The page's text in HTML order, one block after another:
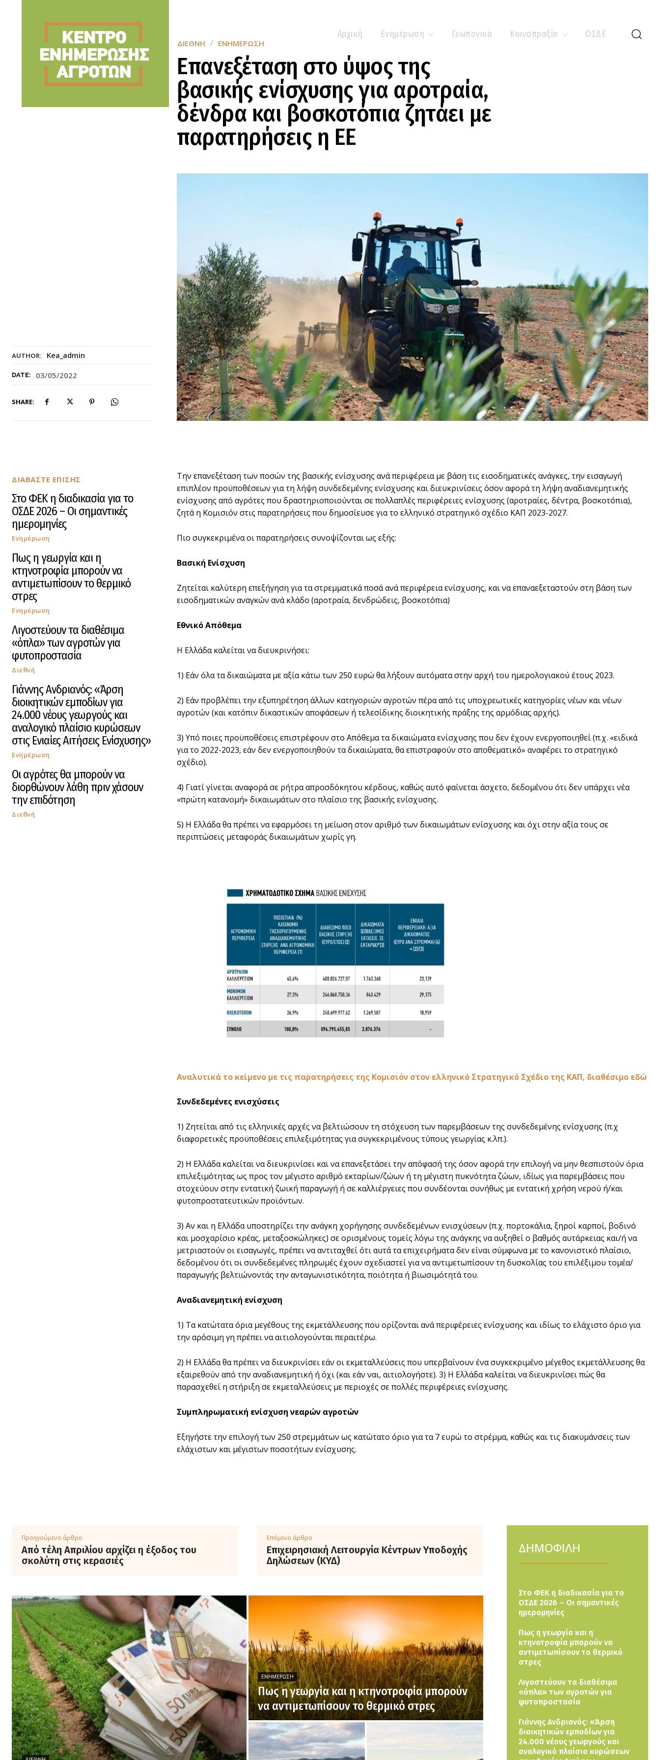
Αρχική Ενημέρωση Γεωπονικά Κοινοπραξία ΟΣΔΕ
AUTHOR: Kea_admin
DATE: 03/05/2022
SHARE:
ΔΙΕΘΝΉ ΕΝΗΜΈΡΩΣΗ
Επανεξέταση στο ύψος της
βασικής ενίσχυσης για αροτραία,
δένδρα και βοσκοτόπια ζητάει με
παρατηρήσεις η ΕΕ
ΔΙΑΒΑΣΤΕ ΕΠΙΣΗΣ
Στο ΦΕΚ η διαδικασία για το
ΟΣΔΕ 2026 – Οι σημαντικές
ημερομηνίες
Ενημέρωση
Πως η γεωργία και η
κτηνοτροφία μπορούν να
αντιμετωπίσουν το θερμικό
στρες
Ενημέρωση
Λιγοστεύουν τα διαθέσιμα
«όπλα» των αγροτών για
φυτοπροστασία
Διεθνή
Γιάννης Ανδριανός: «Άρση
διοικητικών εμποδίων για
24.000 νέους γεωργούς και
αναλογικό πλαίσιο κυρώσεων
στις Ενιαίες Αιτήσεις Ενίσχυσης»
Ενημέρωση
Οι αγρότες θα μπορούν να
διορθώνουν λάθη πριν χάσουν
την επιδότηση
Διεθνή
Την επανεξέταση των ποσών της βασικής ενίσχυσης ανά περιφέρεια με βάση τις εισοδηματικές ανάγκες, την εισαγωγή
επιπλέον προϋποθέσεων για τη λήψη συνδεδεμένης ενίσχυσης και διευκρινίσεις όσον αφορά τη λήψη αναδιανεμητικής
ενίσχυσης από αγρότες που δραστηριοποιούνται σε πολλαπλές περιφέρειες ενίσχυσης (αροτραίες, δέντρα, βοσκοτόπια),
ζητά η Κομισιόν στις παρατηρήσεις που δημοσίευσε για το ελληνικό στρατηγικό σχέδιο ΚΑΠ 2023-2027.
Πιο συγκεκριμένα οι παρατηρήσεις συνοψίζονται ως εξής:
Βασική Ενίσχυση
Ζητείται καλύτερη επεξήγηση για τα στρεμματικά ποσά ανά περιφέρεια ενίσχυσης, και να επαναεξεταστούν στη βάση των
εισοδηματικών αναγκών ανά κλάδο (αροτραία, δενδρώδεις, βοσκοτόπια)
Εθνικό Απόθεμα
Η Ελλάδα καλείται να διευκρινήσει:
1) Εάν όλα τα δικαιώματα με αξία κάτω των 250 ευρώ θα λήξουν αυτόματα στην αρχή του ημερολογιακού έτους 2023.
2) Εάν προβλέπει την εξυπηρέτηση άλλων κατηγοριών αγροτών πέρα από τις υποχρεωτικές κατηγορίες νέων και νέων
αγροτών (και κατόπιν δικαστικών αποφάσεων ή τελεσίδικης διοικητικής πράξης της αρμόδιας αρχής).
3) Υπό ποιες προϋποθέσεις επιστρέφουν στο Απόθεμα τα δικαιώματα ενίσχυσης που δεν έχουν ενεργοποιηθεί (π.χ. «ειδικά
για το 2022-2023, εάν δεν ενεργοποιηθούν τα δικαιώματα, θα επιστραφούν στο αποθεματικό» αναφέρει το στρατηγικό
σχέδιο).
4) Γιατί γίνεται αναφορά σε ρήτρα απροσδόκητου κέρδους, καθώς αυτό φαίνεται άσχετο, δεδομένου ότι δεν υπάρχει νέα
«πρώτη κατανομή» δικαιωμάτων στο πλαίσιο της βασικής ενίσχυσης.
5) Η Ελλάδα θα πρέπει να εφαρμόσει τη μείωση στον αριθμό των δικαιωμάτων ενίσχυσης και όχι στην αξία τους σε
περιπτώσεις μεταφοράς δικαιωμάτων χωρίς γη.
Αναλυτικά το κείμενο με τις παρατηρήσεις της Κομισιόν στον ελληνικό Στρατηγικό Σχέδιο της ΚΑΠ, διαθέσιμο εδώ
Συνδεδεμένες ενισχύσεις
1) Ζητείται από τις ελληνικές αρχές να βελτιώσουν τη στόχευση των παρεμβάσεων της συνδεδεμένης ενίσχυσης (π.χ
διαφορετικές προϋποθέσεις επιλεξιμότητας για συγκεκριμένους τύπους γεωργίας κ.λπ.).
2) Η Ελλάδα καλείται να διευκρινίσει και να επανεξετάσει την απόφασή της όσον αφορά την επιλογή να μην θεσπιστούν όρια
επιλεξιμότητας ως προς τον μέγιστο αριθμό εκταρίων/ζώων ή τη μέγιστη πυκνότητα ζώων, ιδίως για παρεμβάσεις που
στοχεύουν στην εντατική ζωική παραγωγή ή σε καλλιέργειες που συνδέονται συνήθως με εντατική χρήση νερού ή/και
φυτοπροστατευτικών προϊόντων.
3) Αν και η Ελλάδα υποστηρίζει την ανάγκη χορήγησης συνδεδεμένων ενισχύσεων (π.χ. πορτοκάλια, ξηροί καρποί, βοδινό
και μοσχαρίσιο κρέας, μεταξοσκώληκες) σε ορισμένους τομείς λόγω της ανάγκης να αυξηθεί ο βαθμός αυτάρκειας και/ή να
μετριαστούν οι εισαγωγές, πρέπει να αντιταχθεί ότι αυτά τα επιχειρήματα δεν είναι σύμφωνα με το κανονιστικό πλαίσιο,
δεδομένου ότι οι συνδεδεμένες πληρωμές έχουν σχεδιαστεί για να αντιμετωπίσουν τη δυσκολίας του επιλέξιμου τομέα/
παραγωγής βελτιώνοντάς την ανταγωνιστικότητα, ποιότητα ή βιωσιμότητά του.
Αναδιανεμητική ενίσχυση
1) Τα κατώτατα όρια μεγέθους της εκμετάλλευσης που ορίζονται ανά περιφέρειες ενίσχυσης και ιδίως το ελάχιστο όριο για
την αρόσιμη γη πρέπει να αιτιολογούνται περαιτέρω.
2) Η Ελλάδα θα πρέπει να διευκρινίσει εάν οι εκμεταλλεύσεις που υπερβαίνουν ένα συγκεκριμένο μέγεθος εκμετάλλευσης θα
εξαιρεθούν από την αναδιανεμητική ή όχι (και εάν ναι, αιτιολογήστε). 3) Η Ελλάδα καλείται να διευκρινίσει πώς θα
παρασχεθεί η στήριξη σε εκμεταλλεύσεις με περιοχές σε πολλές περιφέρειες ενίσχυσης.
Συμπληρωματική ενίσχυση νεαρών αγροτών
Εξηγήστε την επιλογή των 250 στρεμμάτων ως κατώτατο όριο για τα 7 ευρώ το στρέμμα, καθώς και τις διακυμάνσεις των
ελάχιστων και μέγιστων ποσοτήτων ενίσχυσης.
Προηγούμενο άρθρο
Από τέλη Απριλίου αρχίζει η έξοδος του
σκολύτη στις κερασιές
Επόμενο άρθρο
Επιχειρησιακή Λειτουργία Κέντρων Υποδοχής
Δηλώσεων (ΚΥΔ)
ΕΝΗΜΈΡΩΣΗ
Πως η γεωργία και η κτηνοτροφία μπορούν
να αντιμετωπίσουν το θερμικό στρες
ΔΗΜΟΦΙΛΗ
Στο ΦΕΚ η διαδικασία για το
ΟΣΔΕ 2026 – Οι σημαντικές
ημερομηνίες
Πως η γεωργία και η
κτηνοτροφία μπορούν να
αντιμετωπίσουν το θερμικό
στρες
Λιγοστεύουν τα διαθέσιμα
«όπλα» των αγροτών για
φυτοπροστασία
Γιάννης Ανδριανός: «Άρση
διοικητικών εμποδίων για
24.000 νέους γεωργούς και
αναλογικό πλαίσιο κυρώσεων